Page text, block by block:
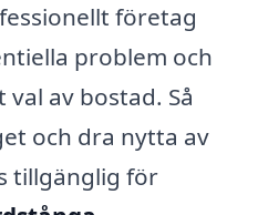
företag
problem och
av bostad. Så
och dra nytta av
tillgänglig för